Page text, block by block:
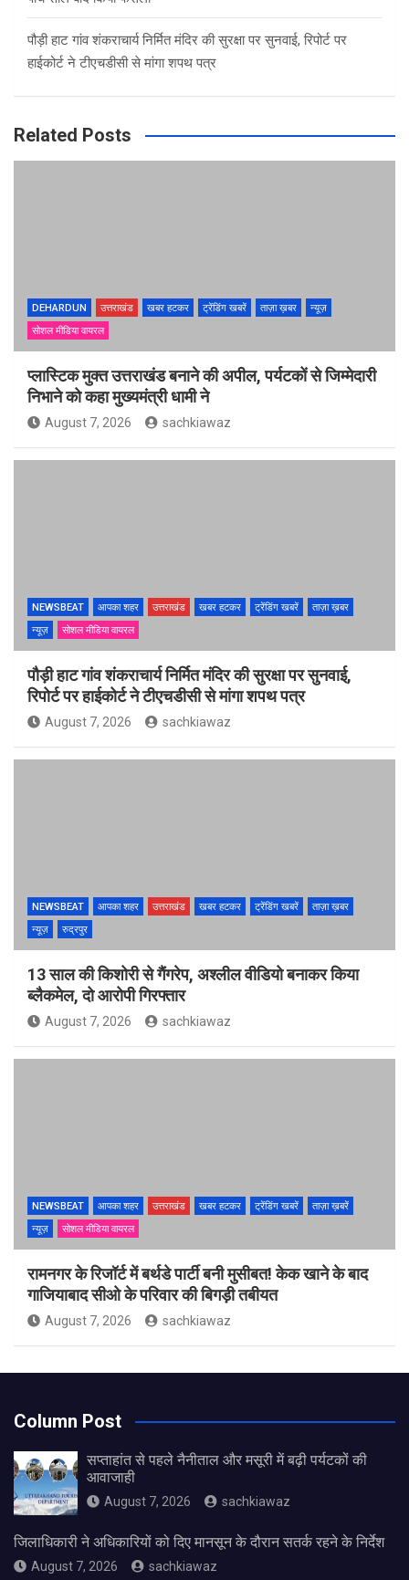
पौड़ी हाट गांव शंकराचार्य निर्मित मंदिर की सुरक्षा पर सुनवाई, रिपोर्ट पर
हाईकोर्ट ने टीएचडीसी से मांगा शपथ पत्र
Related Posts
DEHARDUN उत्तराखंड खबर हटकर ट्रेंडिंग खबरें ताज़ा ख़बर
न्यूज़
सोशल मीडिया वायरल
प्लास्टिक मुक्त उत्तराखंड बनाने की अपील, पर्यटकों से जिम्मेदारी
निभाने को कहा मुख्यमंत्री धामी ने
August 7, 2026 sachkiawaz
NEWSBEAT आपका शहर उत्तराखंड खबर हटकर ट्रेंडिंग खबरें
ताज़ा ख़बर
न्यूज़
सोशल मीडिया वायरल
पौड़ी हाट गांव शंकराचार्य निर्मित मंदिर की सुरक्षा पर सुनवाई,
रिपोर्ट पर हाईकोर्ट ने टीएचडीसी से मांगा शपथ पत्र
August 7, 2026 sachkiawaz
NEWSBEAT आपका शहर उत्तराखंड खबर हटकर ट्रेंडिंग खबरें
ताज़ा ख़बर
न्यूज़
रुद्रपुर
13 साल की किशोरी से गैंगरेप, अश्लील वीडियो बनाकर किया
ब्लैकमेल, दो आरोपी गिरफ्तार
August 7, 2026 sachkiawaz
NEWSBEAT आपका शहर उत्तराखंड खबर हटकर ट्रेंडिंग खबरें
ताज़ा ख़बरें
न्यूज़
सोशल मीडिया वायरल
रामनगर के रिजॉर्ट में बर्थडे पार्टी बनी मुसीबत! केक खाने के बाद
गाजियाबाद सीओ के परिवार की बिगड़ी तबीयत
August 7, 2026 sachkiawaz
Column Post
सप्ताहांत से पहले नैनीताल और मसूरी में बढ़ी पर्यटकों की
आवाजाही
August 7, 2026 sachkiawaz
जिलाधिकारी ने अधिकारियों को दिए मानसून के दौरान सतर्क रहने के निर्देश
August 7, 2026 sachkiawaz